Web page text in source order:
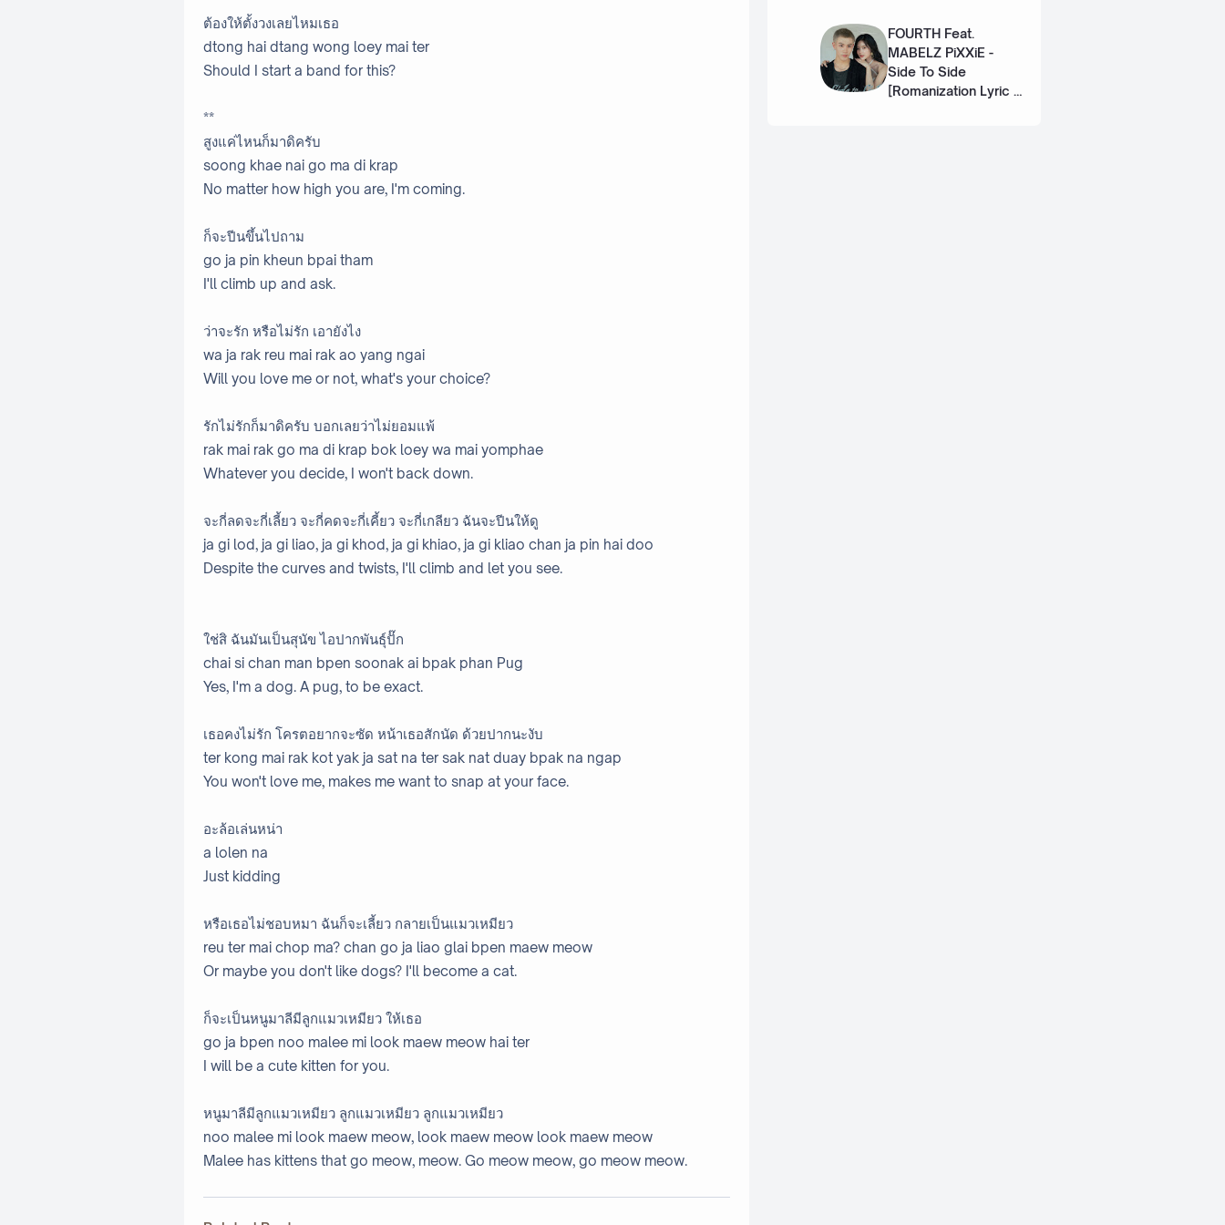
ต้องให้ตั้งวงเลยไหมเธอ
dtong hai dtang wong loey mai ter
Should I start a band for this?
**
สูงแค่ไหนก็มาดิครับ
soong khae nai go ma di krap
No matter how high you are, I'm coming.
ก็จะปีนขึ้นไปถาม
go ja pin kheun bpai tham
I'll climb up and ask.
ว่าจะรัก หรือไม่รัก เอายังไง
wa ja rak reu mai rak ao yang ngai
Will you love me or not, what's your choice?
รักไม่รักก็มาดิครับ บอกเลยว่าไม่ยอมแพ้
rak mai rak go ma di krap bok loey wa mai yomphae
Whatever you decide, I won't back down.
จะกี่ลดจะกี่เลี้ยว จะกี่คดจะกี่เคี้ยว จะกี่เกลียว ฉันจะปีนให้ดู
ja gi lod, ja gi liao, ja gi khod, ja gi khiao, ja gi kliao chan ja pin hai doo
Despite the curves and twists, I'll climb and let you see.
ใช่สิ ฉันมันเป็นสุนัข ไอปากพันธ์ุปั๊ก
chai si chan man bpen soonak ai bpak phan Pug
Yes, I'm a dog. A pug, to be exact.
เธอคงไม่รัก โครตอยากจะซัด หน้าเธอสักนัด ด้วยปากนะงับ
ter kong mai rak kot yak ja sat na ter sak nat duay bpak na ngap
You won't love me, makes me want to snap at your face.
อะล้อเล่นหน่า
a lolen na
Just kidding
หรือเธอไม่ชอบหมา ฉันก็จะเลี้ยว กลายเป็นแมวเหมียว
reu ter mai chop ma? chan go ja liao glai bpen maew meow
Or maybe you don't like dogs? I'll become a cat.
ก็จะเป็นหนูมาลีมีลูกแมวเหมียว ให้เธอ
go ja bpen noo malee mi look maew meow hai ter
I will be a cute kitten for you.
หนูมาลีมีลูกแมวเหมียว ลูกแมวเหมียว ลูกแมวเหมียว
noo malee mi look maew meow, look maew meow look maew meow
Malee has kittens that go meow, meow. Go meow meow, go meow meow.
FOURTH Feat.
MABELZ PiXXiE -
Side To Side
[Romanization Lyric +